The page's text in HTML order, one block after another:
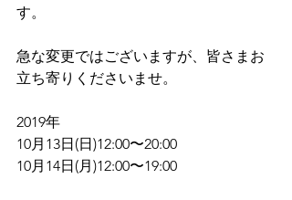
す。
急な変更ではございますが、皆さまお
立ち寄りくださいませ。
2019年
10月13日(日)12:00〜20:00
10月14日(月)12:00〜19:00